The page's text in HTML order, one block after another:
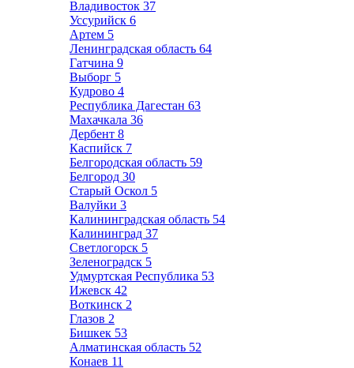
Владивосток 37
Уссурийск 6
Артем 5
Ленинградская область 64
Гатчина 9
Выборг 5
Кудрово 4
Республика Дагестан 63
Махачкала 36
Дербент 8
Каспийск 7
Белгородская область 59
Белгород 30
Старый Оскол 5
Валуйки 3
Калининградская область 54
Калининград 37
Светлогорск 5
Зеленоградск 5
Удмуртская Республика 53
Ижевск 42
Воткинск 2
Глазов 2
Бишкек 53
Алматинская область 52
Конаев 11